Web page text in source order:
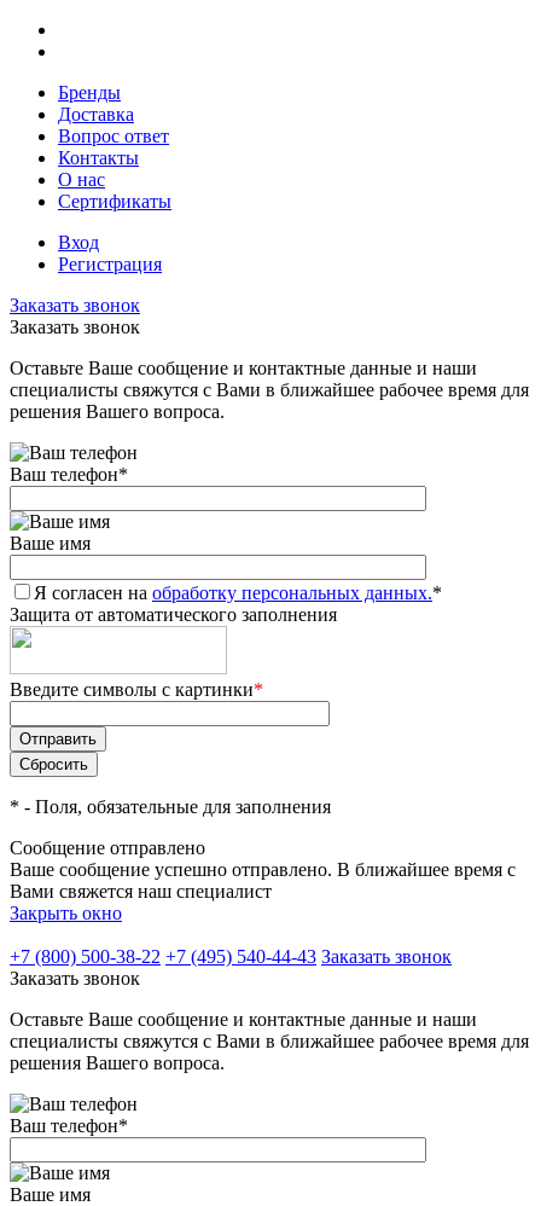
Бренды
Доставка
Вопрос ответ
Контакты
О нас
Сертификаты
Вход
Регистрация
Заказать звонок
Заказать звонок
Оставьте Ваше сообщение и контактные данные и наши
специалисты свяжутся с Вами в ближайшее рабочее время для
решения Вашего вопроса.
Ваш телефон*
Ваше имя
Я согласен на обработку персональных данных.*
Защита от автоматического заполнения
Введите символы с картинки*
* - Поля, обязательные для заполнения
Сообщение отправлено
Ваше сообщение успешно отправлено. В ближайшее время с
Вами свяжется наш специалист
Закрыть окно
+7 (800) 500-38-22 +7 (495) 540-44-43 Заказать звонок
Заказать звонок
Оставьте Ваше сообщение и контактные данные и наши
специалисты свяжутся с Вами в ближайшее рабочее время для
решения Вашего вопроса.
Ваш телефон*
Ваше имя